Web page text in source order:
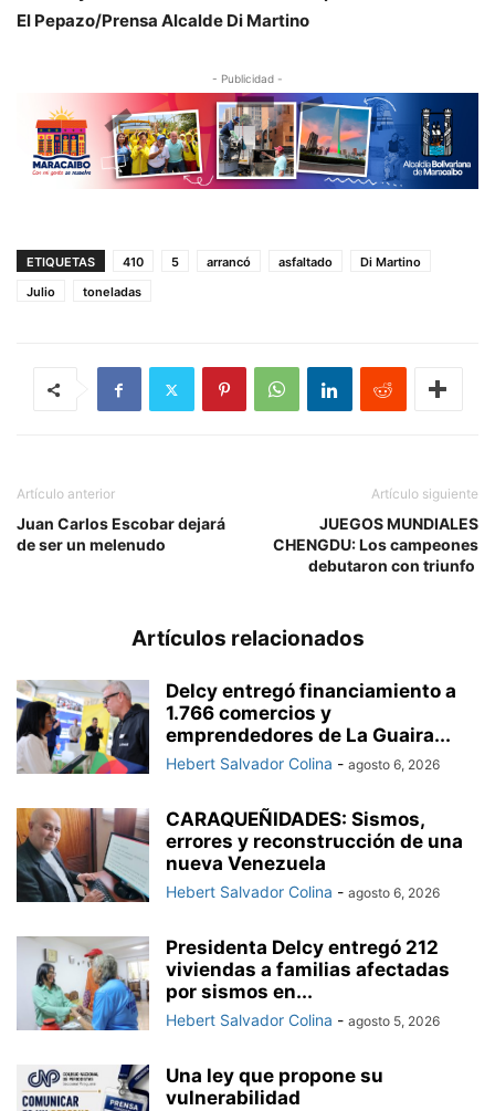
El Pepazo/Prensa Alcalde Di Martino
- Publicidad -
ETIQUETAS 410 5 arrancó asfaltado
Di Martino
Julio
toneladas
Artículo anterior
Juan Carlos Escobar dejará
de ser un melenudo
Artículo siguiente
JUEGOS MUNDIALES
CHENGDU: Los campeones
debutaron con triunfo
Artículos relacionados
Delcy entregó financiamiento a
1.766 comercios y
emprendedores de La Guaira...
Hebert Salvador Colina - agosto 6, 2026
CARAQUEÑIDADES: Sismos,
errores y reconstrucción de una
nueva Venezuela
Hebert Salvador Colina - agosto 6, 2026
Presidenta Delcy entregó 212
viviendas a familias afectadas
por sismos en...
Hebert Salvador Colina - agosto 5, 2026
Una ley que propone su
vulnerabilidad